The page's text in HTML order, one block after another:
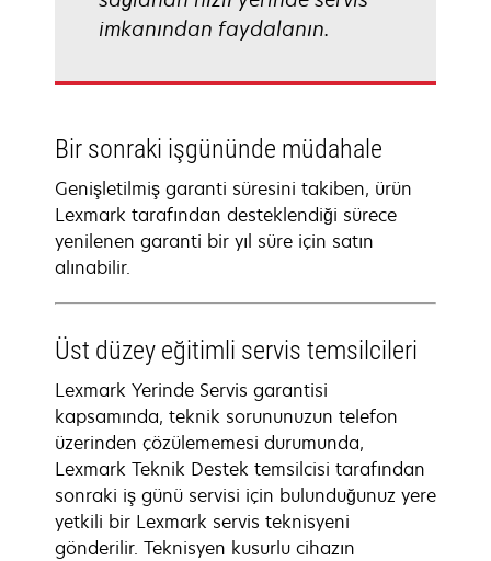
imkanından faydalanın.
Bir sonraki işgününde müdahale
Genişletilmiş garanti süresini takiben, ürün
Lexmark tarafından desteklendiği sürece
yenilenen garanti bir yıl süre için satın
alınabilir.
Üst düzey eğitimli servis temsilcileri
Lexmark Yerinde Servis garantisi
kapsamında, teknik sorununuzun telefon
üzerinden çözülememesi durumunda,
Lexmark Teknik Destek temsilcisi tarafından
sonraki iş günü servisi için bulunduğunuz yere
yetkili bir Lexmark servis teknisyeni
gönderilir. Teknisyen kusurlu cihazın